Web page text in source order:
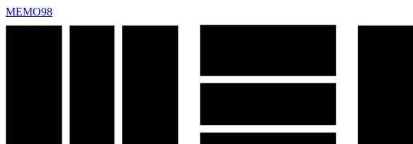
MEMO98